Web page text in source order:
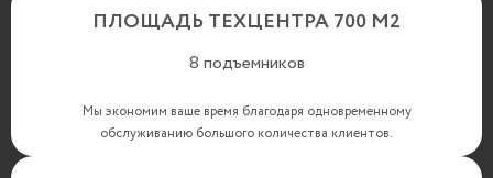
ПЛОЩАДЬ ТЕХЦЕНТРА 700 М2
8 подъемников
Мы экономим ваше время благодаря одновременному
обслуживанию большого количества клиентов.